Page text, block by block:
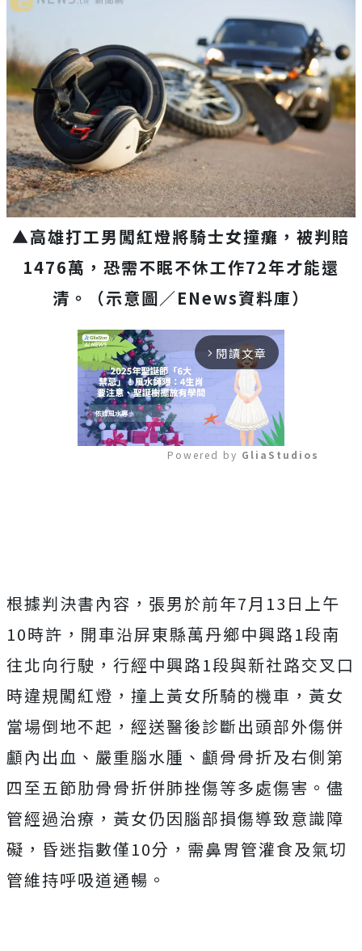
▲高雄打工男闖紅燈將騎士女撞癱，被判賠
1476萬，恐需不眠不休工作72年才能還
清。
（示意圖／ENews資料庫）
arrow_forward_ios 閱讀文章
Powered by GliaStudios
根據判決書內容，張男於前年7月13日上午
10時許，開車沿屏東縣萬丹鄉中興路1段南
往北向行駛，行經中興路1段與新社路交叉口
時違規闖紅燈，撞上黃女所騎的機車， 黃女
當場倒地不起，經送醫後診斷出頭部外傷併
顱內出血、嚴重腦水腫、顱骨骨折及右側第
四至五節肋骨骨折併肺挫傷等多處傷害。儘
管經過治療，黃女仍因腦部損傷導致意識障
礙，昏迷指數僅10分，需鼻胃管灌食及氣切
管維持呼吸道通暢。